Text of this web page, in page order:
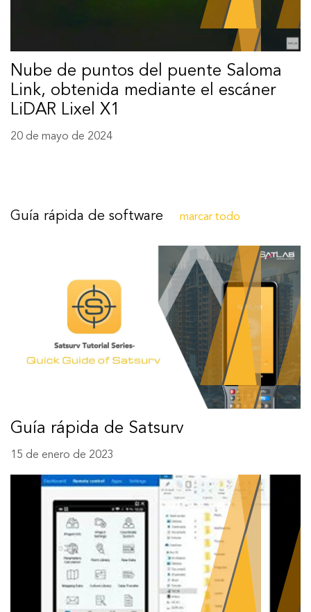
Nube de puntos del puente Saloma
Link, obtenida mediante el escáner
LiDAR Lixel X1
20 de mayo de 2024
Guía rápida de software marcar todo
Guía rápida de Satsurv
15 de enero de 2023